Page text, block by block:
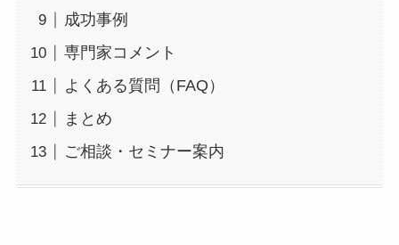
成功事例
専門家コメント
よくある質問（FAQ）
まとめ
ご相談・セミナー案内